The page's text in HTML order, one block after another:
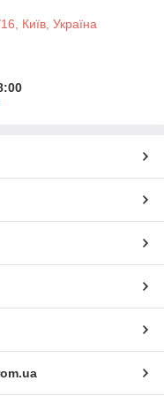
Київ, Україна